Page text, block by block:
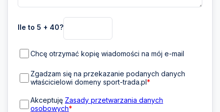
Ile to 5 + 40?
Chcę otrzymać kopię wiadomości na mój e-mail
Zgadzam się na przekazanie podanych danych
właścicielowi domeny sport-trada.pl*
Akceptuję Zasady przetwarzania danych
osobowych*